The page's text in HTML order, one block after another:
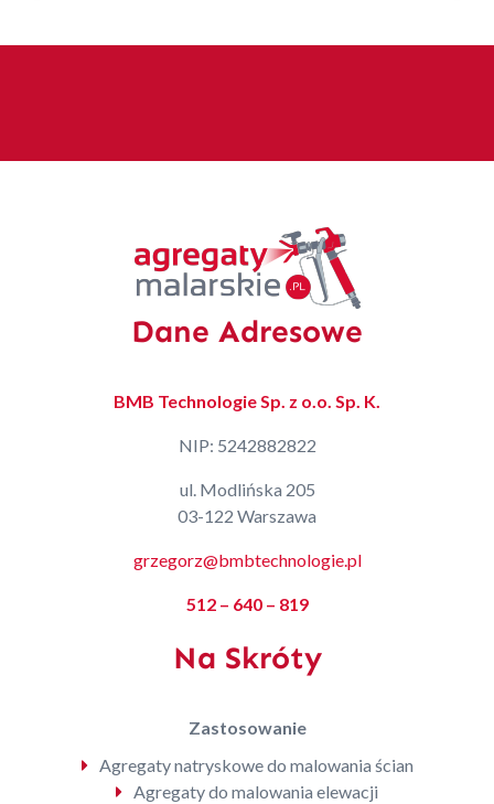
Dane Adresowe
BMB Technologie Sp. z o.o. Sp. K.
NIP: 5242882822
ul. Modlińska 205
03-122 Warszawa
grzegorz@bmbtechnologie.pl
512 – 640 – 819
Na Skróty
Zastosowanie
Agregaty natryskowe do malowania ścian
Agregaty do malowania elewacji